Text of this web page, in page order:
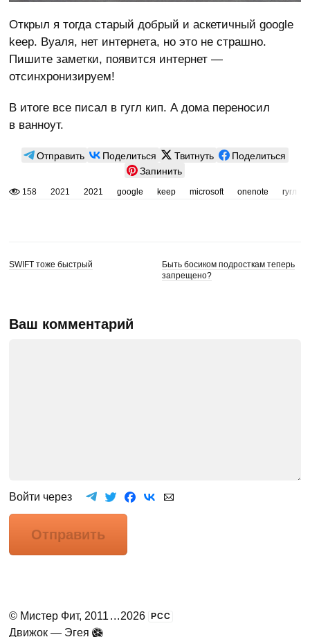
Открыл я тогда старый добрый и аскетичный google
keep. Вуаля, нет интернета, но это не страшно.
Пишите заметки, появится интернет —
отсинхронизируем!
В итоге все писал в гугл кип. А дома переносил
в ванноут.
Отправить Поделиться Твитнуть
Поделиться
Запинить
158 2021 2021 google keep microsoft onenote гугл
SWIFT тоже быстрый
Быть босиком подросткам теперь
запрещено?
Ваш комментарий
Войти через
Отправить
© Мистер Фит, 2011 ...2026 РСС
Движок — Эгея